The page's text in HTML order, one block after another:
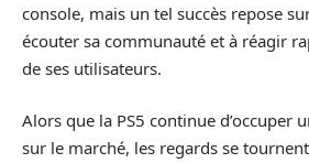
console, mais un tel succès repose
écouter sa communauté et à réagir
de ses utilisateurs.
Alors que la PS5 continue d’occuper
sur le marché, les regards se